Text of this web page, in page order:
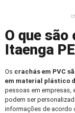
O que são
Itaenga PE
Os crachás em PVC
em material plástico
pessoas em empresas,
podem ser
informações de acordo